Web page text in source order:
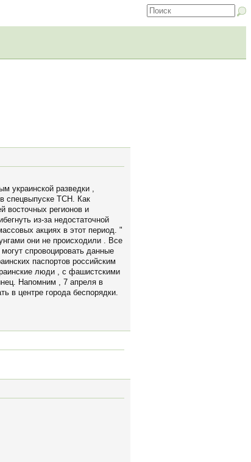
украинской разведки ,
спецвыпуске ТСН. Как
восточных регионов и
из-за недостаточной
акциях в этот период. "
они не происходили . Все
спровоцировать данные
паспортов российским
люди , с фашистскими
Напомним , 7 апреля в
в центре города беспорядки.